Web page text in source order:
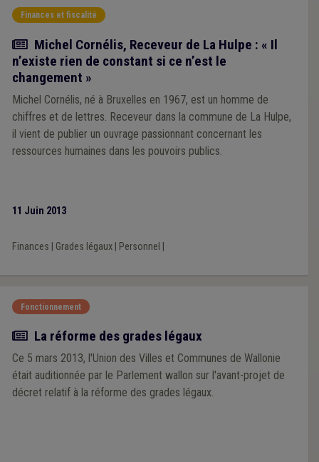
Finances et fiscalité
Article
Michel Cornélis, Receveur de La Hulpe : « Il
n’existe rien de constant si ce n’est le
changement »
Michel Cornélis, né à Bruxelles en 1967, est un homme de
chiffres et de lettres. Receveur dans la commune de La Hulpe,
il vient de publier un ouvrage passionnant concernant les
ressources humaines dans les pouvoirs publics.
11 Juin 2013
Finances Grades légaux| Personnel
Fonctionnement
Article
La réforme des grades légaux
Ce 5 mars 2013, l'Union des Villes et Communes de Wallonie
était auditionnée par le Parlement wallon sur l'avant-projet de
décret relatif à la réforme des grades légaux.